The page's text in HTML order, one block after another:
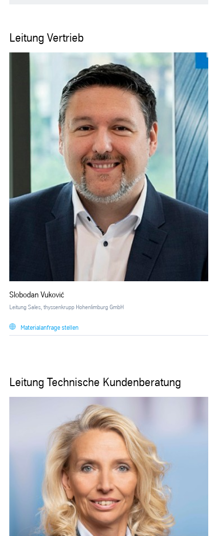
Leitung Vertrieb
Slobodan Vuković
Leitung Sales, thyssenkrupp Hohenlimburg GmbH
Materialanfrage stellen
Leitung Technische Kundenberatung